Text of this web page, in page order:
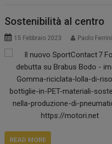
Sostenibilità al centro
15 Febbraio 2023 Paolo Ferrini
READ MORE